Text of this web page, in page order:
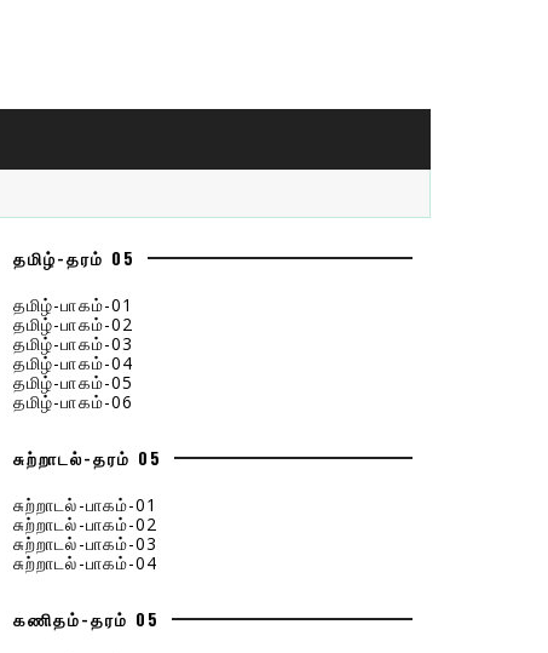
தமிழ்-தரம் 05
தமிழ்-பாகம்-01
தமிழ்-பாகம்-02
தமிழ்-பாகம்-03
தமிழ்-பாகம்-04
தமிழ்-பாகம்-05
தமிழ்-பாகம்-06
சுற்றாடல்-தரம் 05
சுற்றாடல்-பாகம்-01
சுற்றாடல்-பாகம்-02
சுற்றாடல்-பாகம்-03
சுற்றாடல்-பாகம்-04
கணிதம்-தரம் 05